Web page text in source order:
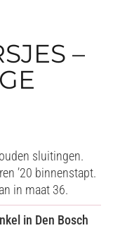
–
sluitingen.
’20 binnenstapt.
in maat 36.
in Den Bosch